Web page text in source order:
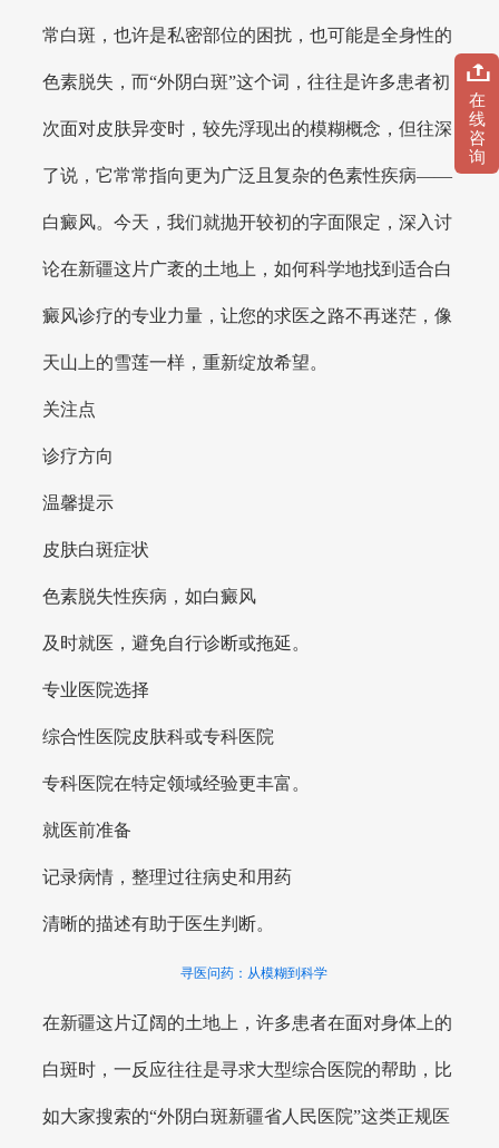
常白斑，也许是私密部位的困扰，也可能是全身性的
色素脱失，而“外阴白斑”这个词，往往是许多患者初
次面对皮肤异变时，较先浮现出的模糊概念，但往深
了说，它常常指向更为广泛且复杂的色素性疾病——
白癜风。今天，我们就抛开较初的字面限定，深入讨
论在新疆这片广袤的土地上，如何科学地找到适合白
癜风诊疗的专业力量，让您的求医之路不再迷茫，像
天山上的雪莲一样，重新绽放希望。
关注点
诊疗方向
温馨提示
皮肤白斑症状
色素脱失性疾病，如白癜风
及时就医，避免自行诊断或拖延。
专业医院选择
综合性医院皮肤科或专科医院
专科医院在特定领域经验更丰富。
就医前准备
记录病情，整理过往病史和用药
清晰的描述有助于医生判断。
寻医问药：从模糊到科学
在新疆这片辽阔的土地上，许多患者在面对身体上的
白斑时，一反应往往是寻求大型综合医院的帮助，比
如大家搜索的“外阴白斑新疆省人民医院”这类正规医
在
线
咨
询